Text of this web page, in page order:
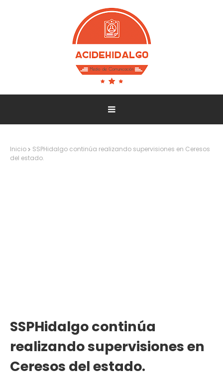
Inicio
SSPHidalgo continúa realizando supervisiones en Ceresos
del estado.
SSPHidalgo continúa
realizando supervisiones en
Ceresos del estado.